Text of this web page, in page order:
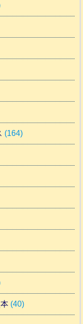
(164)
(40)